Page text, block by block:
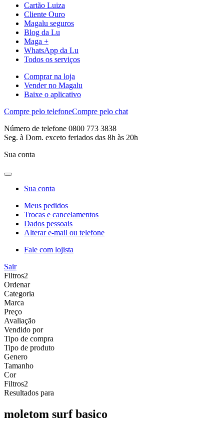
Cartão Luiza
Cliente Ouro
Magalu seguros
Blog da Lu
Maga +
WhatsApp da Lu
Todos os serviços
Comprar na loja
Vender no Magalu
Baixe o aplicativo
Compre pelo telefoneCompre pelo chat
Número de telefone 0800 773 3838
Seg. à Dom. exceto feriados das 8h às 20h
Sua conta
Sua conta
Meus pedidos
Trocas e cancelamentos
Dados pessoais
Alterar e-mail ou telefone
Fale com lojista
Sair
Filtros2
Ordenar
Categoria
Marca
Preço
Avaliação
Vendido por
Tipo de compra
Tipo de produto
Genero
Tamanho
Cor
Filtros2
Resultados para
moletom surf basico